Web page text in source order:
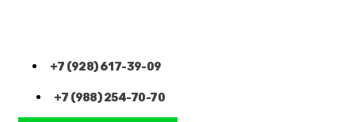
+7 (928) 617-39-09
+7 (988) 254-70-70